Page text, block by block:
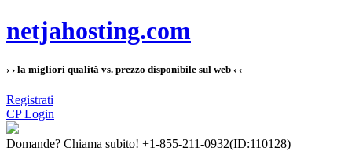
netjahosting.com
› › la migliori qualità vs. prezzo disponibile sul web ‹ ‹
Registrati
CP Login
Domande? Chiama subito! +1-855-211-0932(ID:110128)